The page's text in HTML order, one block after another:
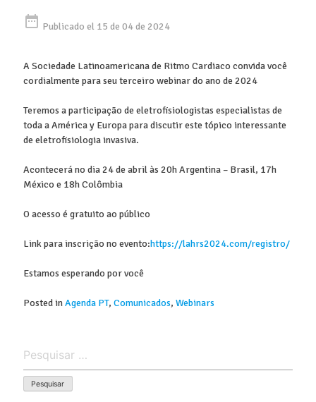
date_range Publicado el 15 de 04 de 2024
A Sociedade Latinoamericana de Ritmo Cardiaco convida você
cordialmente para seu terceiro webinar do ano de 2024
Teremos a participação de eletrofisiologistas especialistas de
toda a América y Europa para discutir este tópico interessante
de eletrofisiologia invasiva.
Acontecerá no dia 24 de abril às 20h Argentina – Brasil, 17h
México e 18h Colômbia
O acesso é gratuito ao público
Link para inscrição no evento:https://lahrs2024.com/registro/
Estamos esperando por você
Posted inAgenda PT, Comunicados, Webinars
por: